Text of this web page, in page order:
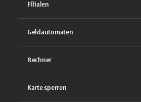
Filialen
Geldautomaten
Rechner
Karte sperren